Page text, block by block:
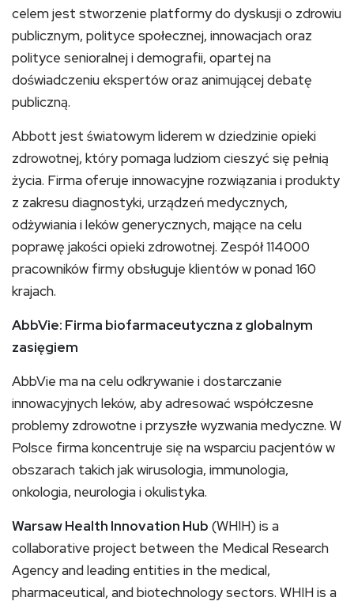
celem jest stworzenie platformy do dyskusji o zdrowiu
publicznym, polityce społecznej, innowacjach oraz
polityce senioralnej i demografii, opartej na
doświadczeniu ekspertów oraz animującej debatę
publiczną.
Abbott jest światowym liderem w dziedzinie opieki
zdrowotnej, który pomaga ludziom cieszyć się pełnią
życia. Firma oferuje innowacyjne rozwiązania i produkty
z zakresu diagnostyki, urządzeń medycznych,
odżywiania i leków generycznych, mające na celu
poprawę jakości opieki zdrowotnej. Zespół 114000
pracowników firmy obsługuje klientów w ponad 160
krajach.
AbbVie: Firma biofarmaceutyczna z globalnym
zasięgiem
AbbVie ma na celu odkrywanie i dostarczanie
innowacyjnych leków, aby adresować współczesne
problemy zdrowotne i przyszłe wyzwania medyczne. W
Polsce firma koncentruje się na wsparciu pacjentów w
obszarach takich jak wirusologia, immunologia,
onkologia, neurologia i okulistyka.
Warsaw Health Innovation Hub (WHIH) is a
collaborative project between the Medical Research
Agency and leading entities in the medical,
pharmaceutical, and biotechnology sectors. WHIH is a